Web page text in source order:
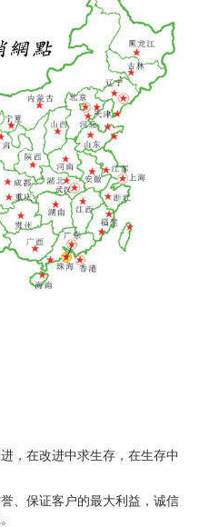
，在改进中求生存，在生存中
、保证客户的最大利益，诚信